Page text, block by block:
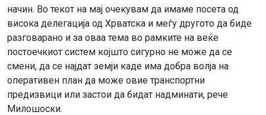
начин. Во текот на мај очекувам да имаме посета од
висока делегација од Хрватска и меѓу другото да биде
разговарано и за оваа тема во рамките на веќе
постоечкиот систем којшто сигурно не може да се
смени, да се најдат земји каде има добра волја на
оперативен план да може овие транспортни
предизвици или застои да бидат надминати, рече
Милошоски.